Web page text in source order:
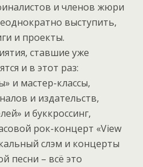
и членов жюри
выступить,
и проекты.
ставшие уже
и в этот раз:
и мастер-классы,
и издательств,
и буккроссинг,
рок-концерт «View
слэм и концерты
песни – всё это